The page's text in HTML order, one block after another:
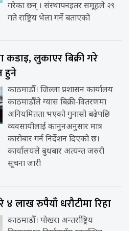
गरेका छन् । संस्थापनइतर समूहले २९
गते राष्ट्रिय भेला गर्ने बताएको
कडाइ, लुकाएर बिक्री गरे
हुने
काठमाडौँ। जिल्ला प्रशासन कार्यालय
काठमाडौँले ग्यास बिक्री-वितरणमा
अनियमितता भएको गुनासो बढेपछि
व्यवसायीलाई कानुनअनुसार मात्र
कारोबार गर्न निर्देशन दिएको छ।
कार्यालयले बुधबार अत्यन्त जरुरी
सूचना जारी
४ लाख रुपैयाँ धरौटीमा रिहा
काठमाडौँ। पोखरा अन्तर्राष्ट्रिय